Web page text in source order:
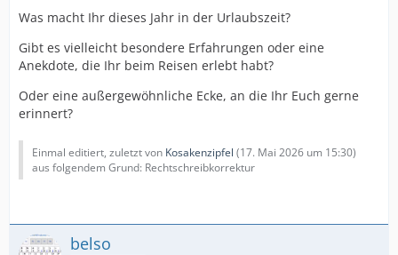
Was macht Ihr dieses Jahr in der Urlaubszeit?
Gibt es vielleicht besondere Erfahrungen oder eine
Anekdote, die Ihr beim Reisen erlebt habt?
Oder eine außergewöhnliche Ecke, an die Ihr Euch gerne
erinnert?
Einmal editiert, zuletzt von Kosakenzipfel (17. Mai 2026 um 15:30)
aus folgendem Grund: Rechtschreibkorrektur
belso